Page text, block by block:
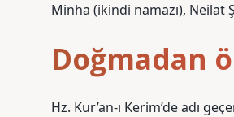
Minha (ikindi namazı), Neilat
Doğmadan
Hz. Kur’an-ı Kerim’de adı